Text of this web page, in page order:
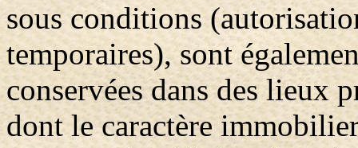
sous conditions
temporaires), sont
conservées dans des lieux
dont le caractère